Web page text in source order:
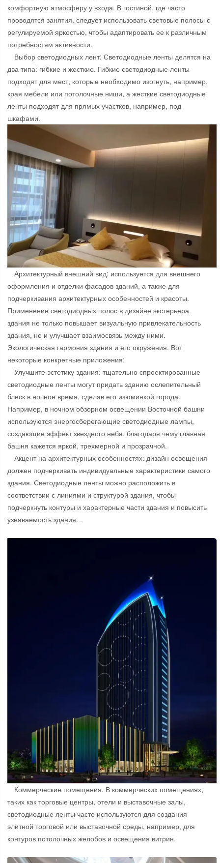
комфортную атмосферу у входа. В гостиной, где часто
проводятся занятия, следует использовать световые полосы с
регулируемой яркостью, чтобы адаптировать ее к различным
потребностям активности.
Выбор светодиодных лент: Светодиодные ленты делятся на
два типа: гибкие и жесткие. Гибкие светодиодные ленты
подходят для мест, которые необходимо изогнуть, например,
края мебели или потолочные ниши, а жесткие светодиодные
ленты подходят для прямых участков, например, под
шкафами.
Архитектурный внешний вид: используется для внешнего
оформления и отделки фасадов зданий, а также для
подчеркивания архитектурных особенностей и красоты.
Применение светодиодных полос в дизайне экстерьера
здания не только повышает визуальную привлекательность
здания, но и улучшает взаимосвязь между ними.
Экологическая гармония здания и его окружения. Вот
некоторые конкретные приложения:
Улучшите эстетику здания: тщательно спроектированные
светодиодные ленты могут придать зданию ослепительный
блеск в ночное время, сделав его изюминкой города.
Например, в ночном обзорном освещении Восточной башни
используются энергосберегающие светодиодные лампы,
создающие эффект звездного неба, благодаря чему главная
башня кажется яркой, трехмерной и прозрачной.
Акцент на архитектурных особенностях: дизайн освещения
должен подчеркивать индивидуальные характеристики самого
здания. Светодиодные ленты можно расположить в
соответствии с линиями и структурой здания, чтобы
подчеркнуть контуры и характерные части здания и повысить
узнаваемость здания. .
Коммерческие помещения. В коммерческих помещениях,
таких как торговые центры, отели и выставочные залы,
светодиодные ленты часто используются для создания
элитной торговой или выставочной среды, например, для
контуров потолочных желобов и освещения витрин.